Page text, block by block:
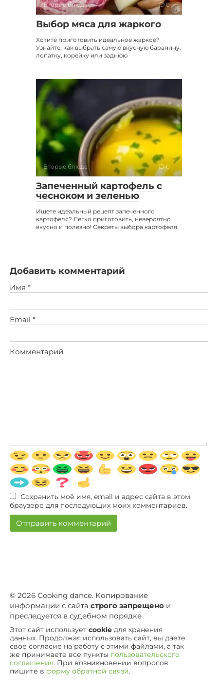
Вторые блюда 0
Выбор мяса для жаркого
Хотите приготовить идеальное жаркое?
Узнайте, как выбрать самую вкусную баранину:
лопатку, корейку или заднюю
Вторые блюда 0
Запеченный картофель с
чесноком и зеленью
Ищете идеальный рецепт запеченного
картофеля? Легко приготовить, невероятно
вкусно и полезно! Секреты выбора картофеля
Добавить комментарий
Имя *
Email *
Комментарий
Сохранить моё имя, email и адрес сайта в этом
браузере для последующих моих комментариев.
© 2026 Сooking dance. Копирование
информации с сайта строго запрещено и
преследуется в судебном порядке
Этот сайт использует cookie для хранения
данных. Продолжая использовать сайт, вы даете
свое согласие на работу с этими файлами, а так
же принимаете все пункты пользовательского
соглашения. При возникновении вопросов
пишите в форму обратной связи.